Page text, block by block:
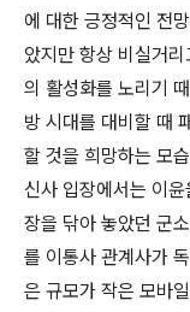
에 대한 긍정적인 전
았지만 항상 비실거
의 활성화를 노리기
방 시대를 대비할 때
할 것을 희망하는 모
신사 입장에서는 이
장을 닦아 놓았던 군
를 이통사 관계사가
은 규모가 작은 모바